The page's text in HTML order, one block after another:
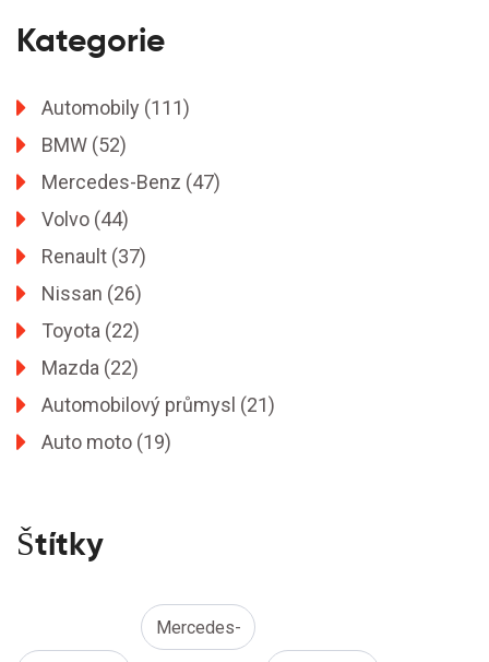
Kategorie
Automobily (111)
BMW (52)
Mercedes-Benz (47)
Volvo (44)
Renault (37)
Nissan (26)
Toyota (22)
Mazda (22)
Automobilový průmysl (21)
Auto moto (19)
Štítky
Mercedes-